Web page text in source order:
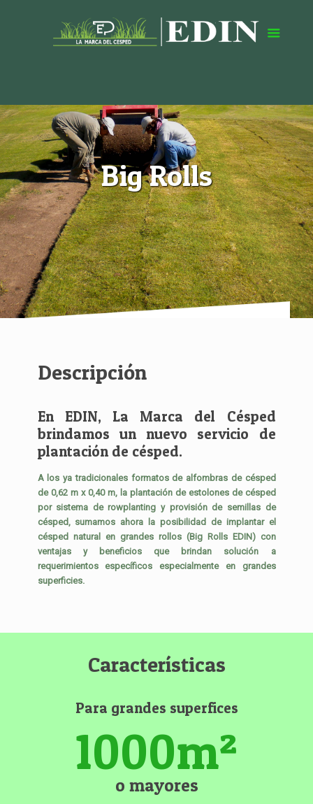
Big Rolls
Descripción
En EDIN, La Marca del Césped
brindamos un nuevo servicio de
plantación de césped.
A los ya tradicionales formatos de alfombras de césped
de 0,62 m x 0,40 m, la plantación de estolones de césped
por sistema de rowplanting y provisión de semillas de
césped, sumamos ahora la posibilidad de implantar el
césped natural en grandes rollos (Big Rolls EDIN) con
ventajas y beneficios que brindan solución a
requerimientos específicos especialmente en grandes
superficies.
Características
Para grandes superfices
1000m²
o mayores